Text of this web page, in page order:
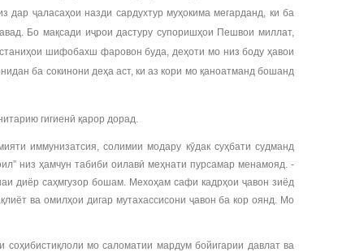
ҷаласаҳои назди сардухтур муҳокима мегарданд, ки ба
Бо мақсади иҷрои дастуру супоришҳои Пешвои миллат,
шифобахш фаровон буда, деҳоти мо низ боду ҳавои
ба сокинони деҳа аст, ки аз кори мо қаноатманд бошанд
гигиенӣ қарор дорад.
иммунизатсия, солимии модару кӯдак суҳбати судманд
низ ҳамчун табиби оилавӣ меҳнати пурсамар менамояд. -
диёр саҳмгузор бошам. Мехоҳам сафи кадрҳои ҷавон зиёд
ва омилҳои дигар мутахассисони ҷавон ба кор оянд. Мо
мо саломатии мардум бойигарии давлат ва